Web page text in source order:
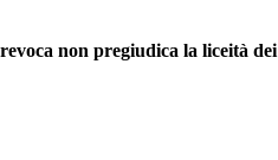
non pregiudica la liceità